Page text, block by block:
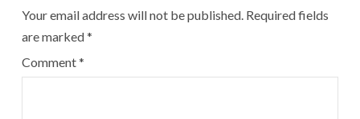
Your email address will not be published. Required fields
are marked*
Comment*